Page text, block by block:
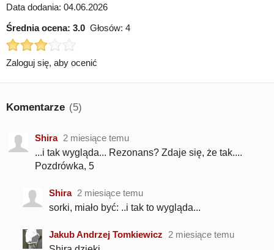
Data dodania: 04.06.2026
Średnia ocena: 3.0 Głosów: 4
Zaloguj się, aby ocenić
Komentarze (5)
Shira 2 miesiące temu
...i tak wygląda... Rezonans? Zdaje się, że tak....
Pozdrówka, 5
Shira 2 miesiące temu
sorki, miało być: ..i tak to wygląda...
Jakub Andrzej Tomkiewicz
2 miesiące temu